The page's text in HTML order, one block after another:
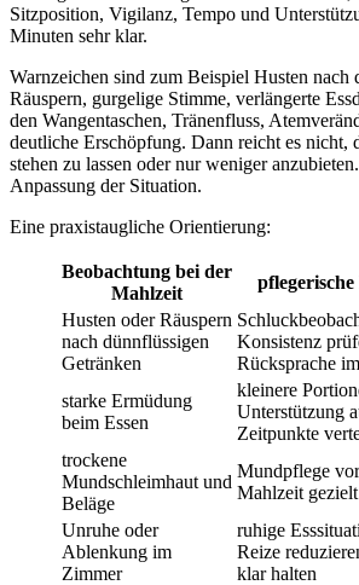
Sitzposition, Vigilanz, Tempo und
Minuten sehr klar.
Warnzeichen sind zum Beispiel Husten nach
Räuspern, gurgelige Stimme, verlängerte
den Wangentaschen, Tränenfluss,
deutliche Erschöpfung. Dann reicht es nicht,
stehen zu lassen oder nur weniger
Anpassung der Situation.
Eine praxistaugliche Orientierung:
Beobachtung bei der
Mahlzeit
Husten oder Räuspern
nach dünnflüssigen
Getränken
Konsistenz
Rücksprache
starke Ermüdung
beim Essen
kleinere
Unterstützung
Zeitpunkte
trockene
Mundschleimhaut und
Beläge
Mundpflege
Mahlzeit
Unruhe oder
Ablenkung im
Zimmer
ruhige
Reize
klar halten